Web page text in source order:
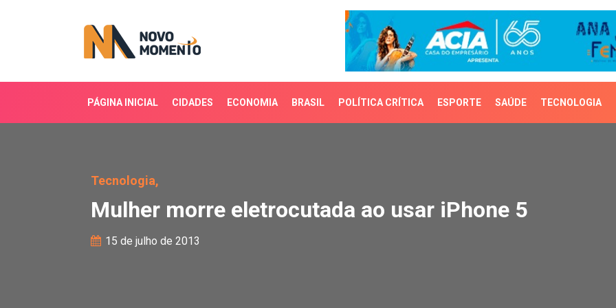
PÁGINA INICIAL CIDADES ECONOMIA BRASIL POLÍTICA CRÍTICA ESPORTE SAÚDE TECNOLOGIA
Tecnologia,
Mulher morre eletrocutada ao usar iPhone 5
15 de julho de 2013